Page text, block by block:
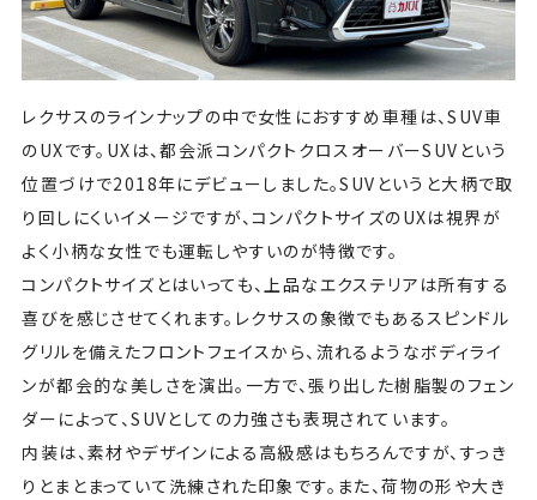
レクサスのラインナップの中で女性におすすめ車種は、SUV車
のUXです。UXは、都会派コンパクトクロスオーバーSUVという
位置づけで2018年にデビューしました。SUVというと大柄で取
り回しにくいイメージですが、コンパクトサイズのUXは視界が
よく小柄な女性でも運転しやすいのが特徴です。
コンパクトサイズとはいっても、上品なエクステリアは所有する
喜びを感じさせてくれます。レクサスの象徴でもあるスピンドル
グリルを備えたフロントフェイスから、流れるようなボディライ
ンが都会的な美しさを演出。一方で、張り出した樹脂製のフェン
ダーによって、SUVとしての力強さも表現されています。
内装は、素材やデザインによる高級感はもちろんですが、すっき
りとまとまっていて洗練された印象です。また、荷物の形や大き